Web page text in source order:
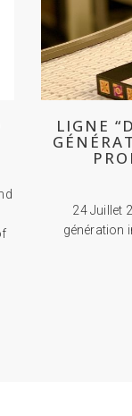
LIGNE
24 Juillet
génération